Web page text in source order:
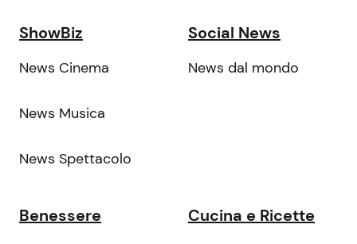
ShowBiz
News Cinema
News Musica
News Spettacolo
Social News
News dal mondo
Benessere Cucina e Ricette